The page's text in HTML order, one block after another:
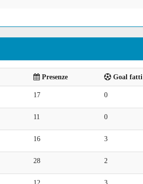
Presenze Goal fatti
17 0
11 0
16 3
28 2